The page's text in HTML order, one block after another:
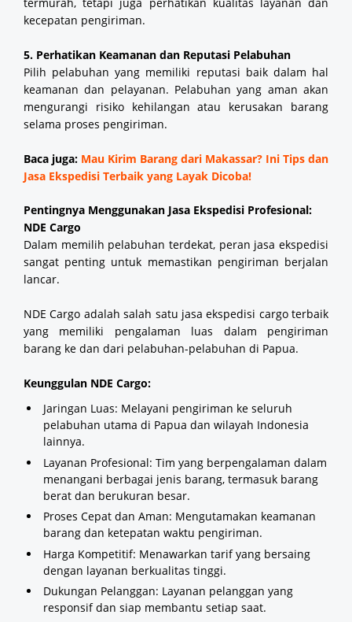
kecepatan pengiriman.
5. Perhatikan Keamanan dan Reputasi Pelabuhan
Pilih pelabuhan yang memiliki reputasi baik dalam hal
keamanan dan pelayanan. Pelabuhan yang aman akan
mengurangi risiko kehilangan atau kerusakan barang
selama proses pengiriman.
Baca juga: Mau Kirim Barang dari Makassar? Ini Tips dan
Jasa Ekspedisi Terbaik yang Layak Dicoba!
Pentingnya Menggunakan Jasa Ekspedisi Profesional:
NDE Cargo
Dalam memilih pelabuhan terdekat, peran jasa ekspedisi
sangat penting untuk memastikan pengiriman berjalan
lancar.
NDE Cargo adalah salah satu jasa ekspedisi cargo terbaik
yang memiliki pengalaman luas dalam pengiriman
barang ke dan dari pelabuhan-pelabuhan di Papua.
Keunggulan NDE Cargo:
Jaringan Luas: Melayani pengiriman ke seluruh
pelabuhan utama di Papua dan wilayah Indonesia
lainnya.
Layanan Profesional: Tim yang berpengalaman dalam
menangani berbagai jenis barang, termasuk barang
berat dan berukuran besar.
Proses Cepat dan Aman: Mengutamakan keamanan
barang dan ketepatan waktu pengiriman.
Harga Kompetitif: Menawarkan tarif yang bersaing
dengan layanan berkualitas tinggi.
Dukungan Pelanggan: Layanan pelanggan yang
responsif dan siap membantu setiap saat.